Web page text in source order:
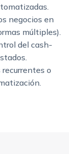
negocios en
múltiples).
del cash-
o